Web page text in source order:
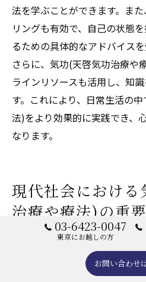
法を学ぶことができます。ま
リングも有効で、自己の状態
るための具体的なアドバイス
さらに、気功(天啓気功治療や
ラインリソースも活用し、知
す。これにより、日常生活の
法)をより効果的に実践でき、
なります。
現代社会における
治療や療法)の重
03-6423-0047
東京にお越しの方
お問い合わせ